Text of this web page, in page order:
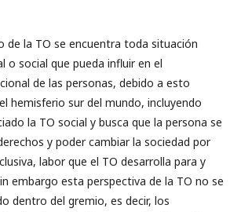
de la TO se encuentra toda situación
o social que pueda influir en el
de las personas, debido a esto
hemisferio sur del mundo, incluyendo
la TO social y busca que la persona se
y poder cambiar la sociedad por
labor que el TO desarrolla para y
embargo esta perspectiva de la TO no se
dentro del gremio, es decir, los